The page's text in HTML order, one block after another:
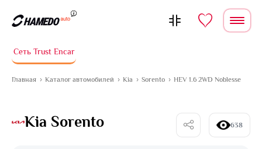
Сеть Trust Encar
Главная Каталог автомобилей Kia Sorento HEV 1.6 2WD Noblesse
Kia Sorento 638